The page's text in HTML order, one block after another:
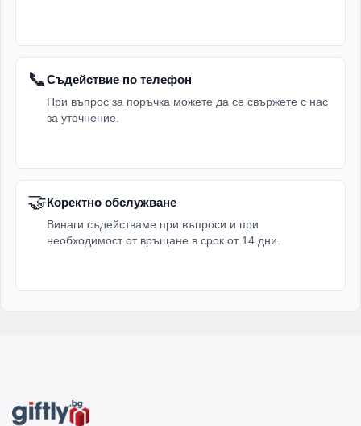
📞Съдействие по телефон
При въпрос за поръчка можете да се свържете с нас
за уточнение.
🤝Коректно обслужване
Винаги съдействаме при въпроси и при
необходимост от връщане в срок от 14 дни.